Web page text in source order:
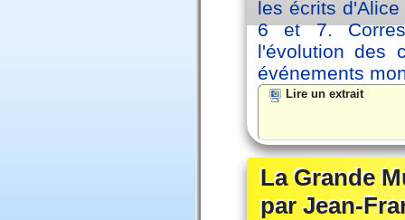
les écrits
6 et 7.
l'évolution des
événements
Lire un extrait
La Grande
par Jean-